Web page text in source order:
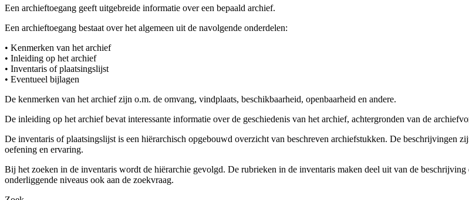
Een archieftoegang geeft uitgebreide informatie over een bepaald archief.
Een archieftoegang bestaat over het algemeen uit de navolgende onderdelen:
• Kenmerken van het archief
• Inleiding op het archief
• Inventaris of plaatsingslijst
• Eventueel bijlagen
De kenmerken van het archief zijn o.m. de omvang, vindplaats, beschikbaarheid, openbaarheid en andere.
De inleiding op het archief bevat interessante informatie over de geschiedenis van het archief, achtergronden van de
De inventaris of plaatsingslijst is een hiërarchisch opgebouwd overzicht van beschreven archiefstukken. De beschrijvingen
oefening en ervaring.
Bij het zoeken in de inventaris wordt de hiërarchie gevolgd. De rubrieken in de inventaris maken deel uit van de
onderliggende niveaus ook aan de zoekvraag.